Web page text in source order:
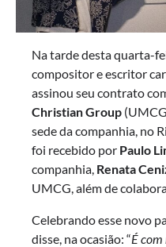
Na tarde desta quarta-
compositor e escritor
assinou seu contrato
Christian Group
sede da companhia, no
foi recebido por Paulo
companhia, Renata
UMCG, além de
Celebrando esse novo
disse, na ocasião: “É